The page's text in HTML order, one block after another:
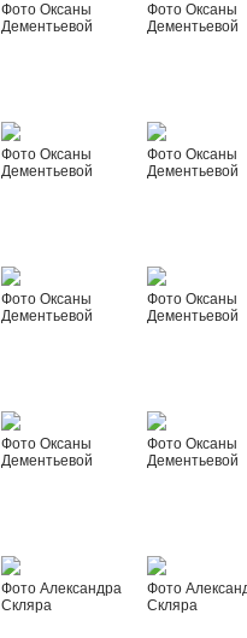
Фото Оксаны
Дементьевой
Фото Оксаны
Дементьевой
Фото Оксаны
Дементьевой
Фото Оксаны
Дементьевой
Фото Оксаны
Дементьевой
Фото Оксаны
Дементьевой
Фото Оксаны
Дементьевой
Фото Оксаны
Дементьевой
Фото Александра
Скляра
Фото
Скляра